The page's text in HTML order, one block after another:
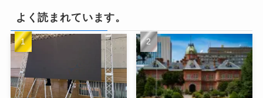
よく読まれています。